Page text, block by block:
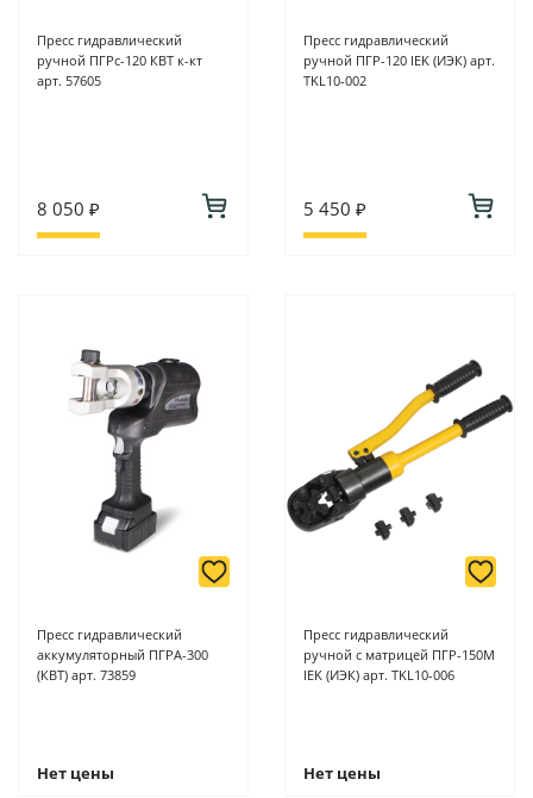
Пресс гидравлический
ручной ПГРс-120 КВТ к-кт
арт. 57605
8 050 ₽
Пресс гидравлический
ручной ПГР-120 IEK (ИЭК) арт.
TKL10-002
5 450 ₽
Пресс гидравлический
аккумуляторный ПГРА-300
(КВТ) арт. 73859
Нет цены
Пресс гидравлический
ручной с матрицей ПГР-150М
IEK (ИЭК) арт. TKL10-006
Нет цены